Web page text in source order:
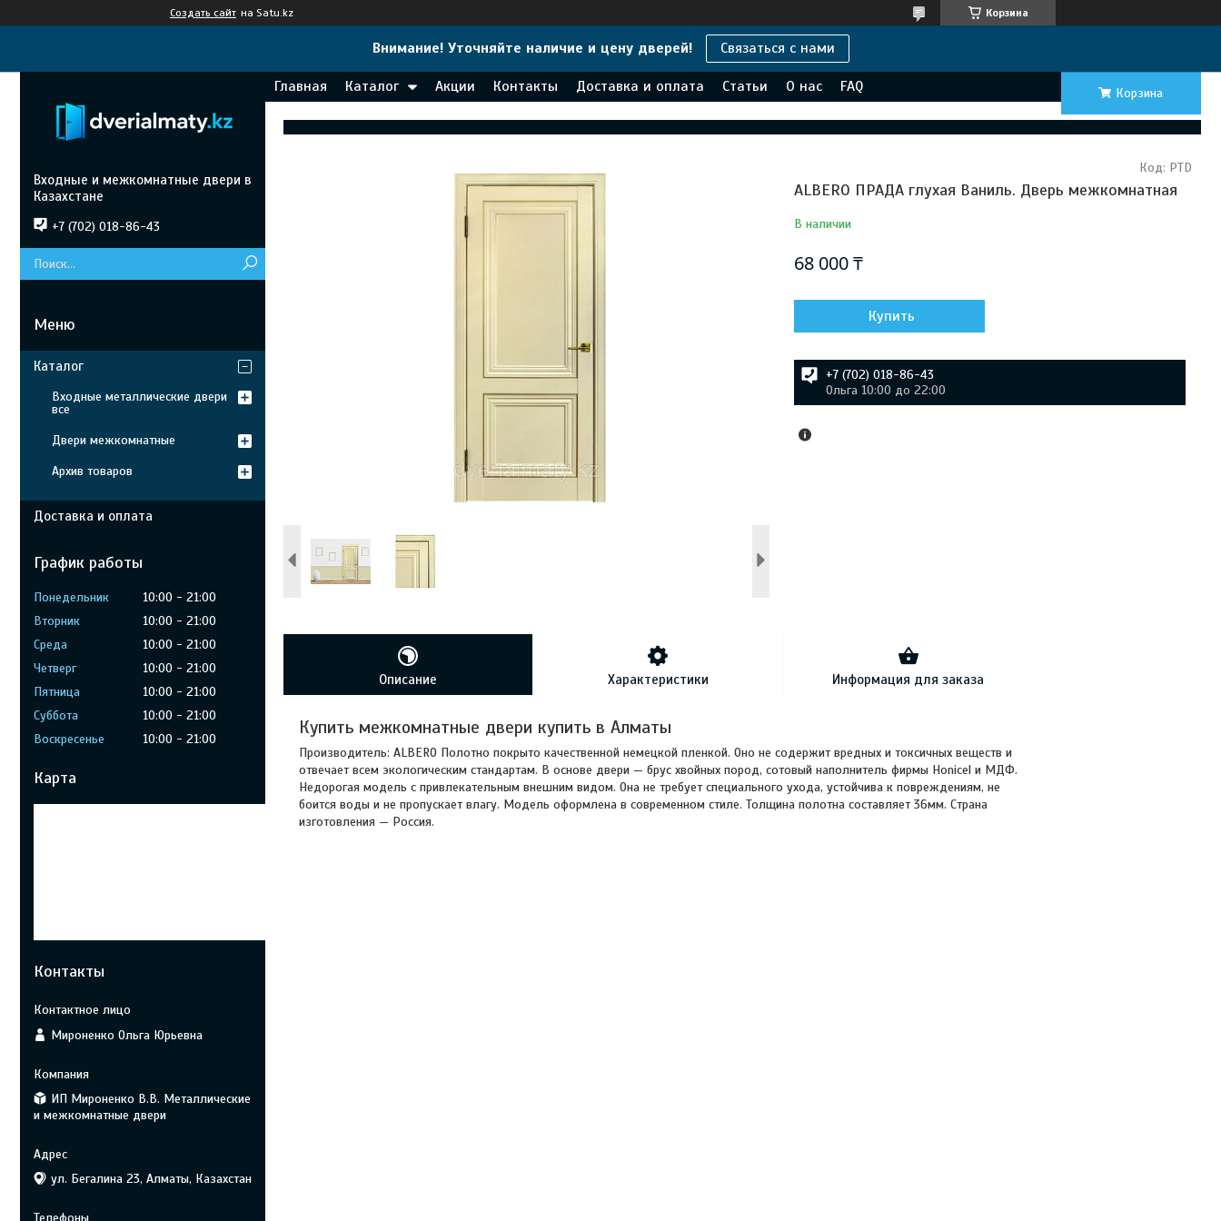
Создать сайт на Satu.kz Корзина
Внимание! Уточняйте наличие и цену дверей! Связаться с нами
Главная Каталог Акции Контакты Доставка и оплата Статьи О нас FAQ Корзина
ALBERO ПРАДА глухая Ваниль. Дверь межкомнатная
В наличии
Код: PTD
68 000 ₸
Купить
+7 (702) 018-86-43
Ольга 10:00 до 22:00
Описание Характеристики Информация для заказа
Купить межкомнатные двери купить в Алматы
Производитель: ALBERO Полотно покрыто качественной немецкой пленкой. Оно не содержит вредных и токсичных веществ и
отвечает всем экологическим стандартам. В основе двери — брус хвойных пород, сотовый наполнитель фирмы Honicel и МДФ.
Недорогая модель с привлекательным внешним видом. Она не требует специального ухода, устойчива к повреждениям, не
боится воды и не пропускает влагу. Модель оформлена в современном стиле. Толщина полотна составляет 36мм. Страна
изготовления — Россия.
Входные и межкомнатные двери в
Казахстане
+7 (702) 018-86-43
Каталог
Входные металлические двери
все
Двери межкомнатные
Архив товаров
Доставка и оплата
График работы
Понедельник 10:00
21:00
Вторник
10:00
21:00
Среда
10:00
21:00
Четверг
10:00
21:00
Пятница
10:00
21:00
Суббота
10:00
21:00
Воскресенье
10:00 21:00
Карта
Контакты
Мироненко Ольга Юрьевна
ИП Мироненко В.В. Металлические
и межкомнатные двери
ул. Бегалина 23, Алматы, Казахстан